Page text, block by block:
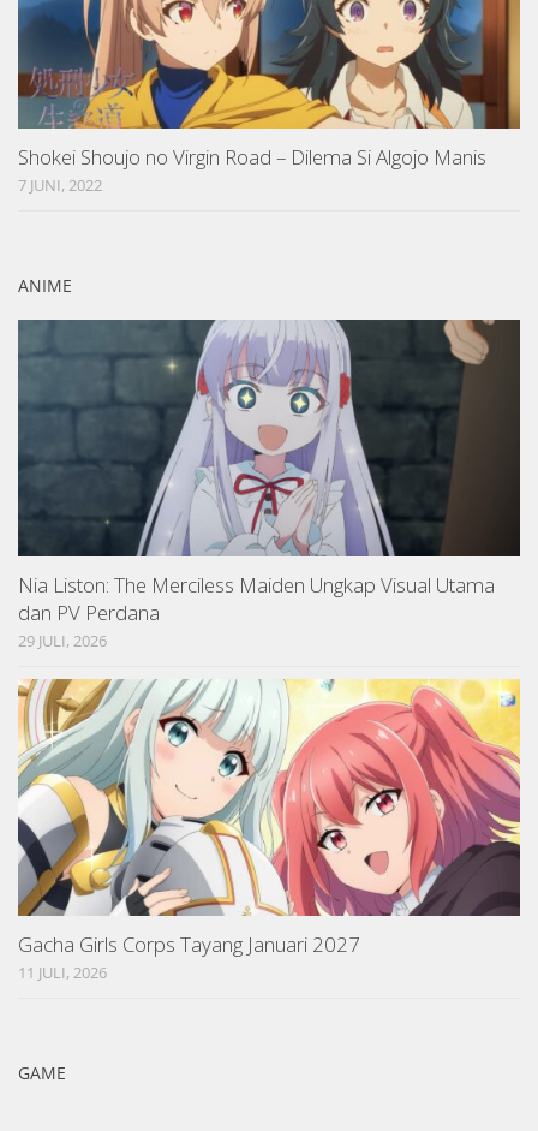
Shokei Shoujo no Virgin Road – Dilema Si Algojo Manis
7 JUNI, 2022
ANIME
Nia Liston: The Merciless Maiden Ungkap Visual Utama
dan PV Perdana
29 JULI, 2026
Gacha Girls Corps Tayang Januari 2027
11 JULI, 2026
GAME